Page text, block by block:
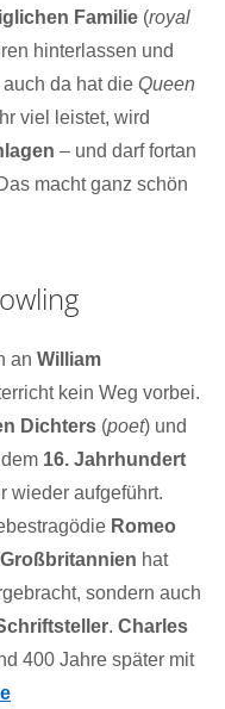
Familie (royal
hinterlassen und
da hat die Queen
viel leistet, wird
– und darf fortan
macht ganz schön
an William
kein Weg vorbei.
Dichters (poet) und
16. Jahrhundert
wieder aufgeführt.
Romeo
Großbritannien hat
sondern auch
. Charles
400 Jahre später mit